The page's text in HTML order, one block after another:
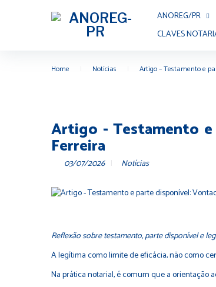
ANOREG/PR
CLAVES
Home Notícias Artigo – Testamento e
Artigo - Testamento
Ferreira
03/07/2026 Notícias
Reflexão sobre testamento, parte disponível e
A legítima como limite de eficácia, não como
Na prática notarial, é comum que a orientação